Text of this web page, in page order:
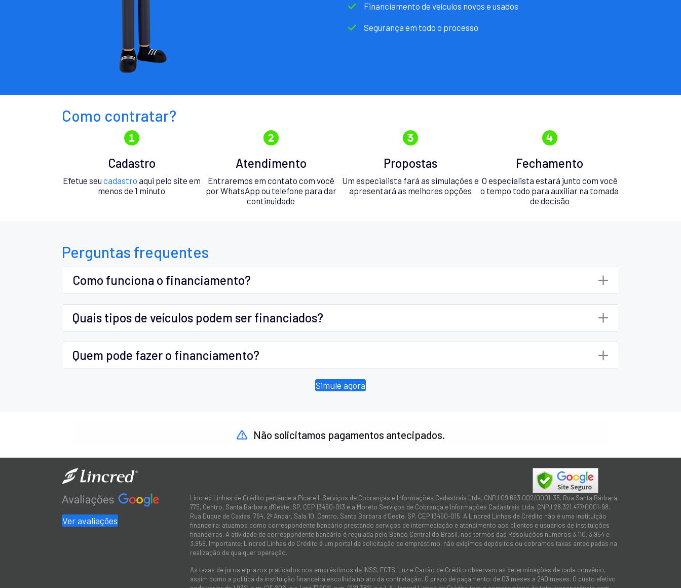
Financiamento de veículos novos e usados
Segurança em todo o processo
Como contratar?
Cadastro
Efetue seu cadastro aqui pelo site em
menos de 1 minuto
Atendimento
Entraremos em contato com você
por WhatsApp ou telefone para dar
continuidade
Propostas
Um especialista fará as simulações e
apresentará as melhores opções
Fechamento
O especialista estará junto com você
o tempo todo para auxiliar na tomada
de decisão
Perguntas frequentes
Como funciona o financiamento?
Quais tipos de veículos podem ser financiados?
Quem pode fazer o financiamento?
Simule agora
Não solicitamos pagamentos antecipados.
Ver avaliações
Lincred Linhas de Crédito pertence a Picarelli Serviços de Cobranças e Informações Cadastrais Ltda. CNPJ 09.663.002/0001-35. Rua Santa Bárbara,
775, Centro, Santa Bárbara d'Oeste, SP, CEP 13450-013 e a Moreto Serviços de Cobrança e Informações Cadastrais Ltda. CNPJ 28.321.477/0001-98.
Rua Duque de Caxias, 764, 2º Andar, Sala 10, Centro, Santa Bárbara d’Oeste, SP, CEP 13450-015. A Lincred Linhas de Crédito não é uma instituição
financeira: atuamos como correspondente bancário prestando serviços de intermediação e atendimento aos clientes e usuários de instituições
financeiras. A atividade de correspondente bancário é regulada pelo Banco Central do Brasil, nos termos das Resoluções números 3.110, 3.954 e
3.959. Importante: Lincred Linhas de Crédito é um portal de solicitação de empréstimo, não exigimos depósitos ou cobramos taxas antecipadas na
realização de qualquer operação.
As taxas de juros e prazos praticados nos empréstimos de INSS, FGTS, Luz e Cartão de Crédito observam as determinações de cada convênio,
assim como a política da instituição financeira escolhida no ato da contratação. O prazo de pagamento: de 03 meses a 240 meses. O custo efetivo